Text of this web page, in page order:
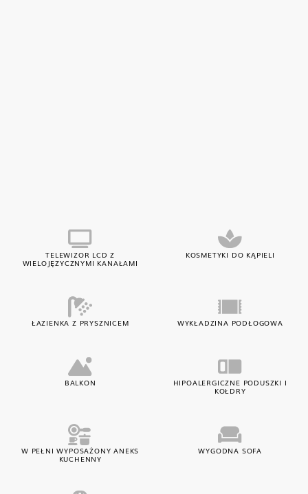
TELEWIZOR LCD Z
WIELOJĘZYCZNYMI KANAŁAMI
KOSMETYKI DO KĄPIELI
ŁAZIENKA Z PRYSZNICEM WYKŁADZINA PODŁOGOWA
BALKON
HIPOALERGICZNE PODUSZKI I
KOŁDRY
W PEŁNI WYPOSAŻONY ANEKS
KUCHENNY
WYGODNA SOFA